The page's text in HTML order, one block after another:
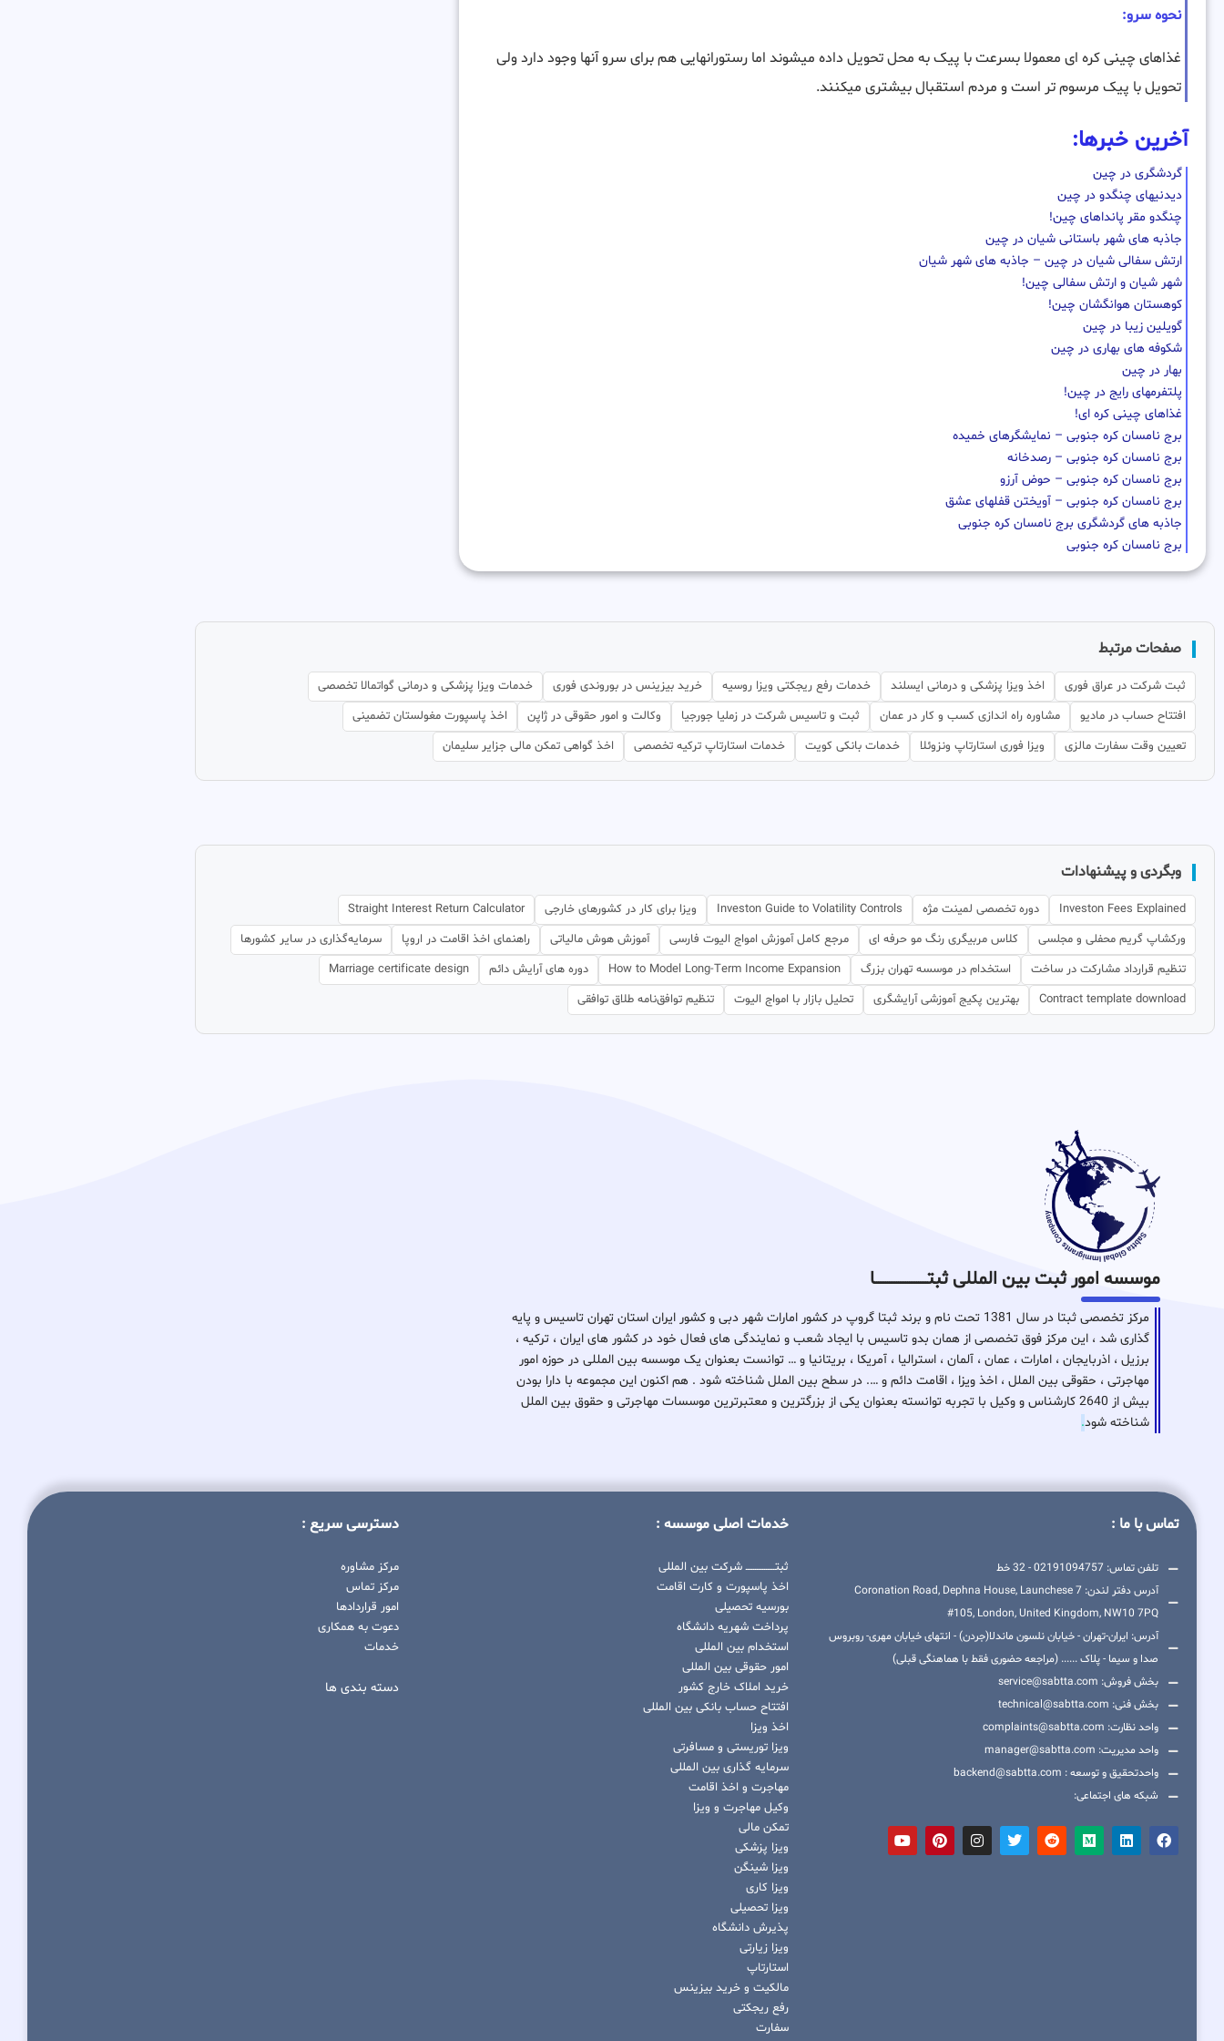
نحوه سرو:
غذاهای چینی کره ای معمولا بسرعت با پیک به محل تحویل داده میشوند اما رستورانهایی هم برای سرو آنها وجود دارد ولی
تحویل با پیک مرسوم تر است و مردم استقبال بیشتری میکنند.
آخرین خبرها:
گردشگری در چین
دیدنیهای چنگدو در چین
چنگدو مقر پانداهای چین!
جاذبه های شهر باستانی شیان در چین
ارتش سفالی شیان در چین – جاذبه های شهر شیان
شهر شیان و ارتش سفالی چین!
کوهستان هوانگشان چین!
گویلین زیبا در چین
شکوفه های بهاری در چین
بهار در چین
پلتفرمهای رایج در چین!
غذاهای چینی کره ای!
برج نامسان کره جنوبی – نمایشگرهای خمیده
برج نامسان کره جنوبی – رصدخانه
برج نامسان کره جنوبی – حوض آرزو
برج نامسان کره جنوبی – آویختن قفلهای عشق
جاذبه های گردشگری برج نامسان کره جنوبی
برج نامسان کره جنوبی
صفحات مرتبط
ثبت شرکت در عراق فوری اخذ ویزا پزشکی و درمانی ایسلند خدمات رفع ریجکتی ویزا روسیه خرید بیزینس در بوروندی فوری
خدمات ویزا پزشکی و درمانی گواتمالا تخصصی
افتتاح حساب در مادیو
مشاوره راه اندازی کسب و کار در عمان ثبت و تاسیس شرکت در زملیا جورجیا وکالت و امور حقوقی در ژاپن
اخذ پاسپورت مغولستان تضمینی
تعیین وقت سفارت مالزی
ویزا فوری استارتاپ ونزوئلا خدمات بانکی کویت خدمات استارتاپ ترکیه تخصصی اخذ گواهی تمکن مالی جزایر سلیمان
وبگردی و پیشنهادات
Investon Fees Explained دوره تخصصی لمینت مژه Investon Guide to Volatility Controls ویزا برای کار در کشورهای خارجی
Straight Interest Return Calculator
ورکشاپ گریم محفلی و مجلسی
کلاس مربیگری رنگ مو حرفه ای مرجع کامل آموزش امواج الیوت فارسی آموزش هوش مالیاتی راهنمای اخذ اقامت در اروپا
سرمایه‌گذاری در سایر کشورها
تنظیم قرارداد مشارکت در ساخت
استخدام در موسسه تهران بزرگ How to Model Long-Term Income Expansion دوره های آرایش دائم
Marriage certificate design
Contract template download
بهترین پکیج آموزشی آرایشگری تحلیل بازار با امواج الیوت تنظیم توافق‌نامه طلاق توافقی
موسسه امور ثبت بین المللی ثبتـــــــــــــــــــــــــــــا
مرکز تخصصی ثبتا در سال 1381 تحت نام و برند ثبتا گروپ در کشور امارات شهر دبی و کشور ایران استان تهران تاسیس و پایه
گذاری شد ، این مرکز فوق تخصصی از همان بدو تاسیس با ایجاد شعب و نمایندگی های فعال خود در کشور های ایران ، ترکیه ،
برزیل ، اذربایجان ، امارات ، عمان ، آلمان ، استرالیا ، آمریکا ، بریتانیا و … توانست بعنوان یک موسسه بین المللی در حوزه امور
مهاجرتی ، حقوقی بین الملل ، اخذ ویزا ، اقامت دائم و …. در سطح بین الملل شناخته شود . هم اکنون این مجموعه با دارا بودن
بیش از 2640 کارشناس و وکیل با تجربه توانسته بعنوان یکی از بزرگترین و معتبرترین موسسات مهاجرتی و حقوق بین الملل
شناخته شود.
تماس با ما :
تلفن تماس: 02191094757 - 32 خط
آدرس دفتر لندن: 7 Coronation Road, Dephna House, Launchese
#105, London, United Kingdom, NW10 7PQ
آدرس: ایران-تهران - خیابان نلسون ماندلا(جردن) - انتهای خیابان مهری- روبروس
صدا و سیما - پلاک ...... (مراجعه حضوری فقط با هماهنگی قبلی)
بخش فروش: service@sabtta.com
بخش فنی: technical@sabtta.com
واحد نظارت: complaints@sabtta.com
واحد مدیریت: manager@sabtta.com
واحدتحقیق و توسعه : backend@sabtta.com
شبکه های اجتماعی:
خدمات اصلی موسسه :
ثبتــــــــــــــــ شرکت بین المللی
اخذ پاسپورت و کارت اقامت
بورسیه تحصیلی
پرداخت شهریه دانشگاه
استخدام بین المللی
امور حقوقی بین المللی
خرید املاک خارج کشور
افتتاح حساب بانکی بین المللی
اخذ ویزا
ویزا توریستی و مسافرتی
سرمایه گذاری بین المللی
مهاجرت و اخذ اقامت
وکیل مهاجرت و ویزا
تمکن مالی
ویزا پزشکی
ویزا شینگن
ویزا کاری
ویزا تحصیلی
پذیرش دانشگاه
ویزا زیارتی
استارتاپ
مالکیت و خرید بیزینس
رفع ریجکتی
سفارت
دسترسی سریع :
مرکز مشاوره
مرکز تماس
امور قراردادها
دعوت به همکاری
خدمات
دسته بندی ها